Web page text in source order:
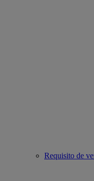
Requisito de